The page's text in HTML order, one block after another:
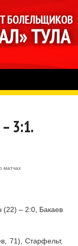
3:1.
матчах
(22) – 2:0, Бакаев
71), Старфельт,